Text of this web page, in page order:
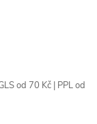
od 70 Kč | PPL od